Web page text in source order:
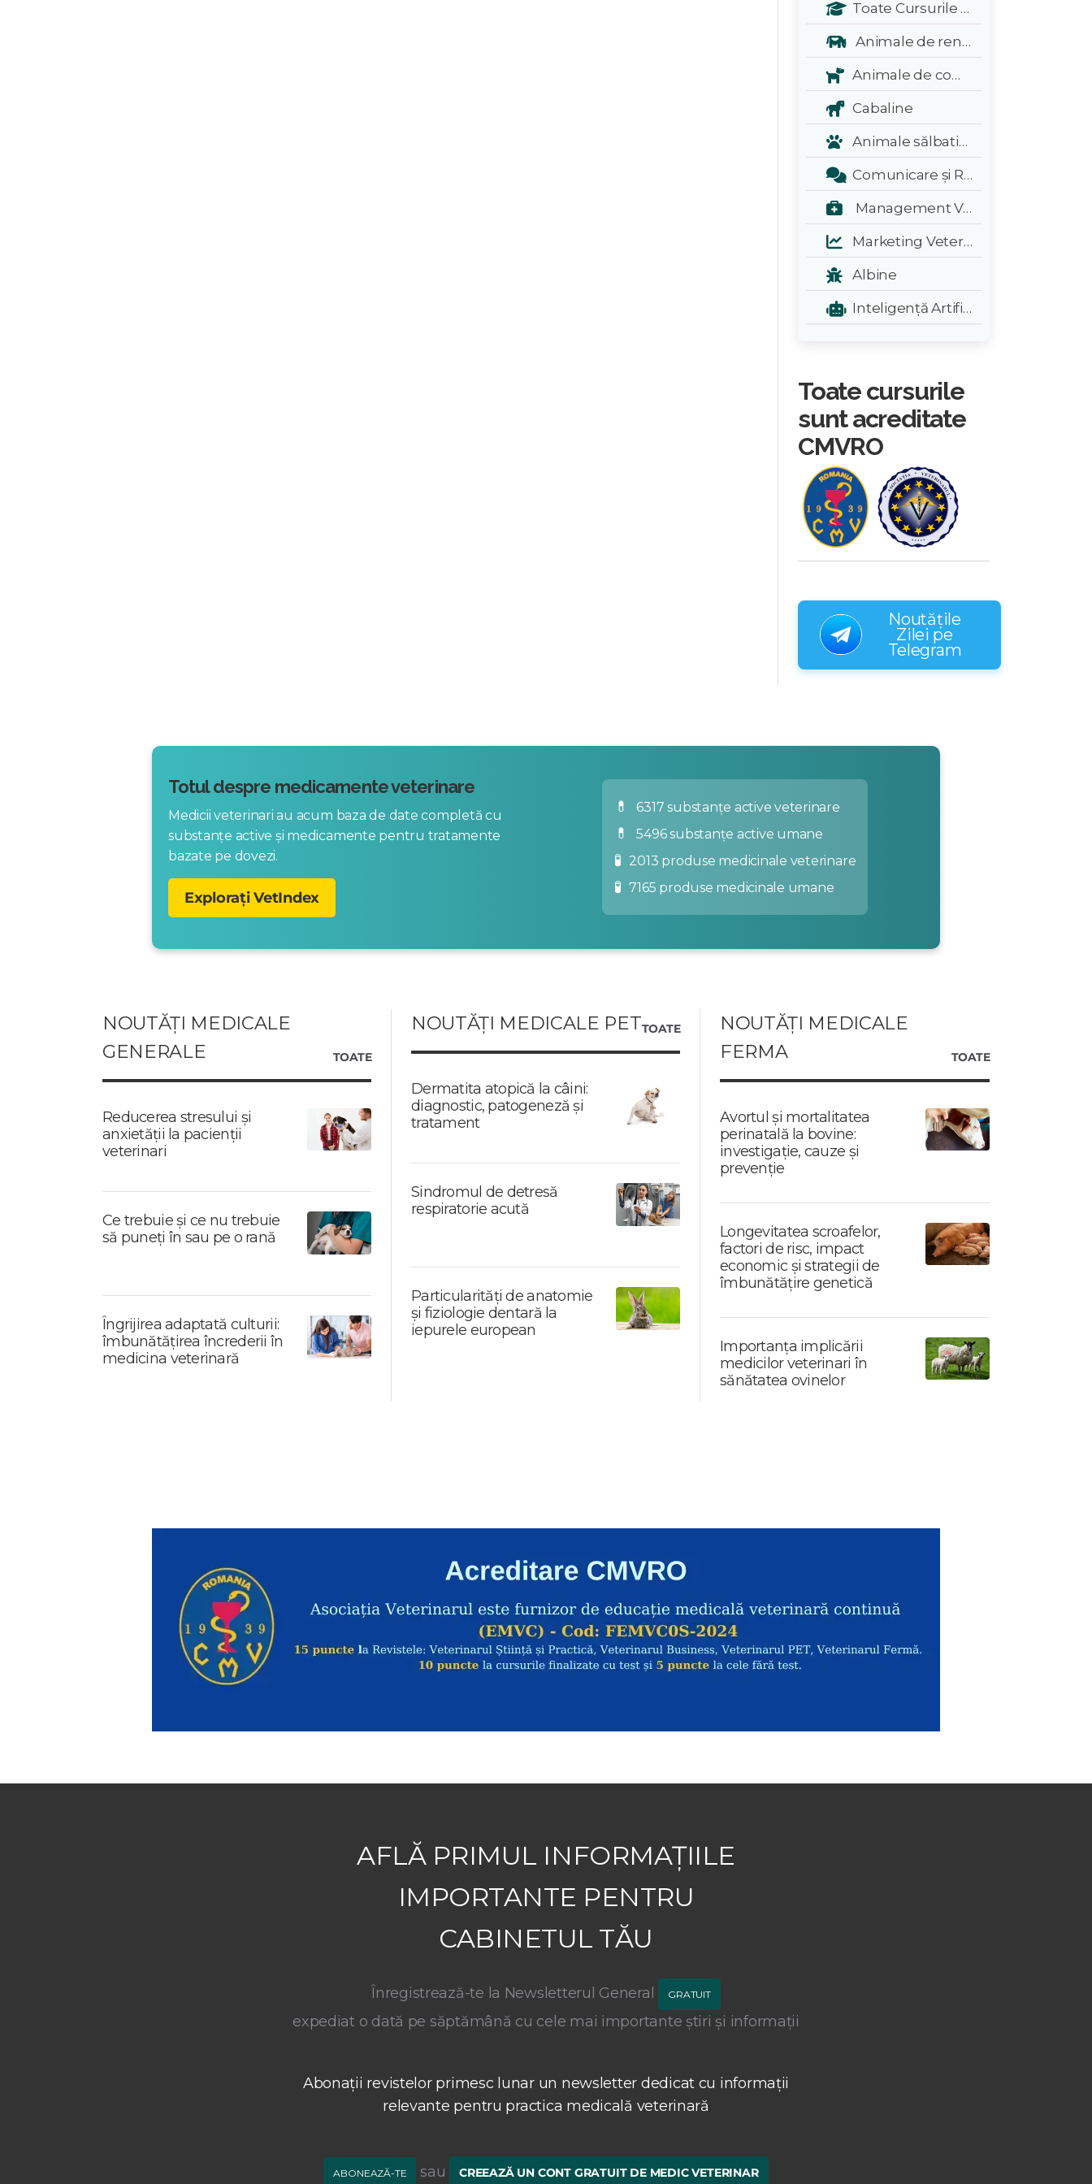
Toate Cursurile Veterinarul:
Animale de renta
Animale de companie
Cabaline
Animale sălbatice și exotice
Comunicare și Relații Publice
Management Veterinar
Marketing Veterinar
Albine
Inteligență Artificială - A.I.
Toate cursurile
sunt acreditate
CMVRO
Noutățile
Zilei pe
Telegram
Totul despre medicamente veterinare
Medicii veterinari au acum baza de date completă cu
substanțe active și medicamente pentru tratamente
bazate pe dovezi.
Explorați VetIndex
💊 6317 substanțe active veterinare
💊 5496 substanțe active umane
🧪 2013 produse medicinale veterinare
🧪 7165 produse medicinale umane
NOUTĂȚI MEDICALE
GENERALE
TOATE
Reducerea stresului și
anxietății la pacienții
veterinari
Ce trebuie și ce nu trebuie
să puneți în sau pe o rană
Îngrijirea adaptată culturii:
îmbunătățirea încrederii în
medicina veterinară
NOUTĂȚI MEDICALE PETTOATE
Dermatita atopică la câini:
diagnostic, patogeneză și
tratament
Sindromul de detresă
respiratorie acută
Particularități de anatomie
și fiziologie dentară la
iepurele european
NOUTĂȚI MEDICALE
FERMA
TOATE
Avortul și mortalitatea
perinatală la bovine:
investigație, cauze și
prevenție
Longevitatea scroafelor,
factori de risc, impact
economic și strategii de
îmbunătățire genetică
Importanța implicării
medicilor veterinari în
sănătatea ovinelor
AFLĂ PRIMUL INFORMAȚIILE
IMPORTANTE PENTRU
CABINETUL TĂU
Înregistrează-te la Newsletterul General GRATUIT
expediat o dată pe săptămână cu cele mai importante știri și informații
Abonații revistelor primesc lunar un newsletter dedicat cu informații
relevante pentru practica medicală veterinară
ABONEAZĂ-TE sau CREEAZĂ UN CONT GRATUIT DE MEDIC VETERINAR